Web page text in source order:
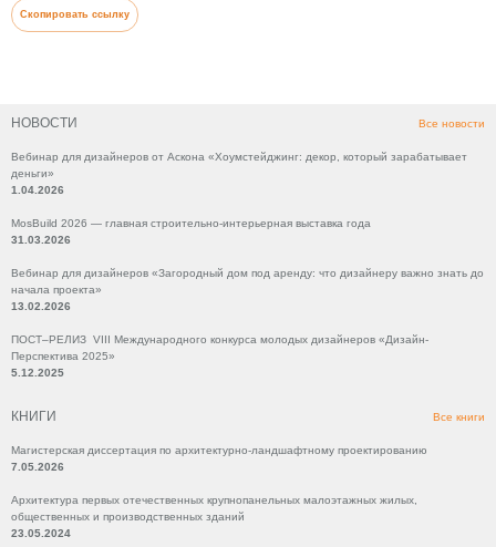
НОВОСТИ Все новости
Вебинар для дизайнеров от Аскона «Хоумстейджинг: декор, который зарабатывает
деньги»
1.04.2026
MosBuild 2026 — главная строительно-интерьерная выставка года
31.03.2026
Вебинар для дизайнеров «Загородный дом под аренду: что дизайнеру важно знать до
начала проекта»
13.02.2026
ПОСТ–РЕЛИЗ VIII Международного конкурса молодых дизайнеров «Дизайн-
Перспектива 2025»
5.12.2025
КНИГИ Все книги
Магистерская диссертация по архитектурно-ландшафтному проектированию
7.05.2026
Архитектура первых отечественных крупнопанельных малоэтажных жилых,
общественных и производственных зданий
23.05.2024
Скопировать ссылку